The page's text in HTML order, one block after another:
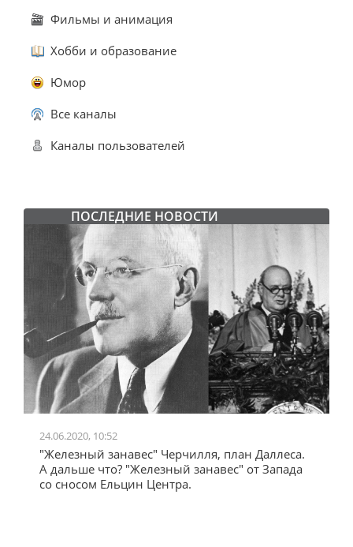
Фильмы и анимация
Хобби и образование
Юмор
Все каналы
Каналы пользователей
ПОСЛЕДНИЕ НОВОСТИ
24.06.2020, 10:52
"Железный занавес" Черчилля, план Даллеса.
А дальше что? "Железный занавес" от Запада
со сносом Ельцин Центра.